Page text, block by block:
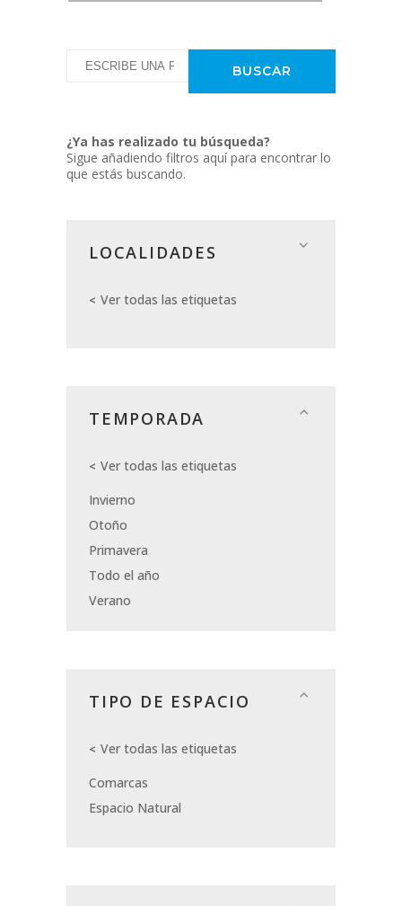
¿Ya has realizado tu búsqueda?
Sigue añadiendo filtros aquí para encontrar lo
que estás buscando.
LOCALIDADES
Ver todas las etiquetas
TEMPORADA
Ver todas las etiquetas
Invierno
Otoño
Primavera
Todo el año
Verano
TIPO DE ESPACIO
Ver todas las etiquetas
Comarcas
Espacio Natural